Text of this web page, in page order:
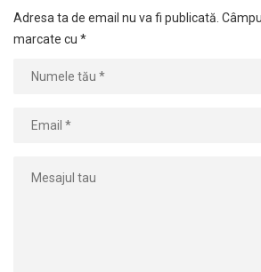
Adresa ta de email nu va fi publicată.
marcate cu *